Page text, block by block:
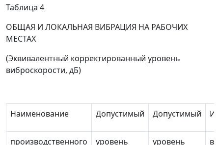
Таблица 4
ОБЩАЯ И ЛОКАЛЬНАЯ ВИБРАЦИЯ НА РАБОЧИХ
МЕСТАХ
(Эквивалентный корректированный уровень
виброскорости, дБ)
Наименование Допустимый Допустимый
производственного уровень уровень